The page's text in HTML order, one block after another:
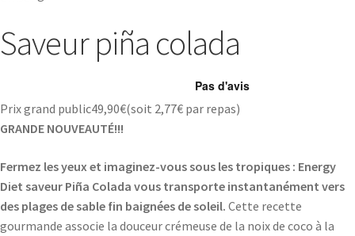
Saveur piña colada
Prix grand public49,90€(soit 2,77€ par repas)
GRANDE NOUVEAUTÉ!!!
Fermez les yeux et imaginez-vous sous les tropiques : Energy
Diet saveur Piña Colada vous transporte instantanément vers
des plages de sable fin baignées de soleil. Cette recette
gourmande associe la douceur crémeuse de la noix de coco à la